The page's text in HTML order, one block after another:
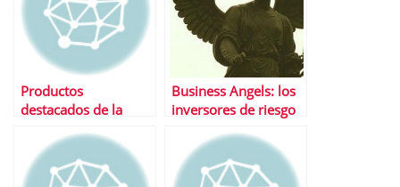
Productos
destacados de la
Business Angels: los
inversores de riesgo